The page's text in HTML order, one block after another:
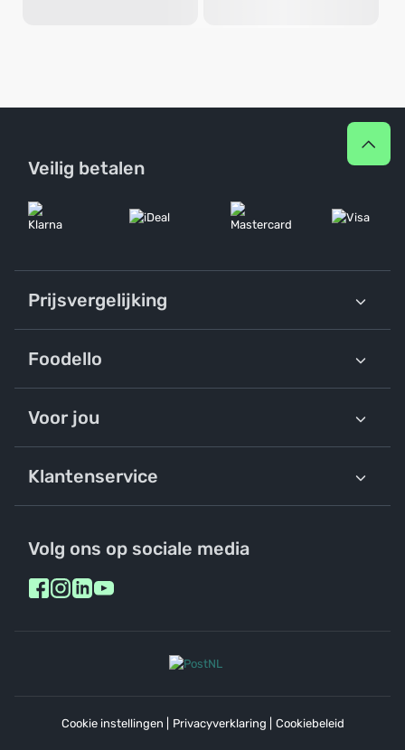
Veilig betalen
Prijsvergelijking
Foodello
Voor jou
Klantenservice
Volg ons op sociale media
Cookie instellingen Privacyverklaring Cookiebeleid